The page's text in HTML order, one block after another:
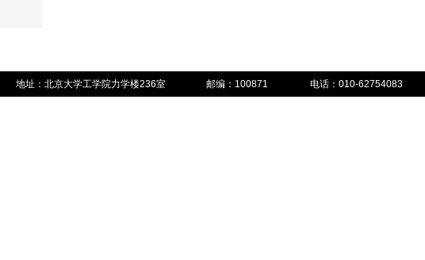
地址：北京大学工学院力学楼236室 邮编：100871 电话：010-62754083